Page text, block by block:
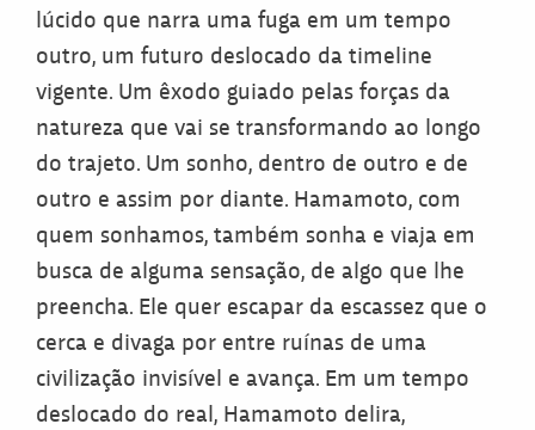
lúcido que narra uma fuga em um tempo
outro, um futuro deslocado da timeline
vigente. Um êxodo guiado pelas forças da
natureza que vai se transformando ao longo
do trajeto. Um sonho, dentro de outro e de
outro e assim por diante. Hamamoto, com
quem sonhamos, também sonha e viaja em
busca de alguma sensação, de algo que lhe
preencha. Ele quer escapar da escassez que o
cerca e divaga por entre ruínas de uma
civilização invisível e avança. Em um tempo
deslocado do real, Hamamoto delira,